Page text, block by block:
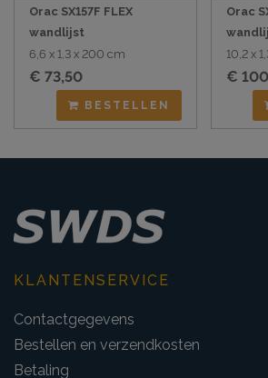
Orac SX157F FLEX
wandlijst
6,6 x 1,3 x 200 cm
€ 73,50
BESTELLEN
Orac
10,2 x
€
KLANTENSERVICE
Contactgegevens
Bestellen en verzendkosten
Betaling